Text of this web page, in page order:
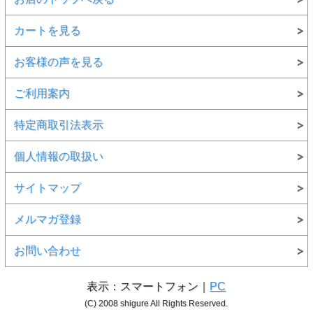
カートを見る
お客様の声を見る
ご利用案内
特定商取引法表示
個人情報の取扱い
サイトマップ
メルマガ登録
お問い合わせ
表示：スマートフォン｜ PC
(C) 2008 shigure All Rights Reserved.